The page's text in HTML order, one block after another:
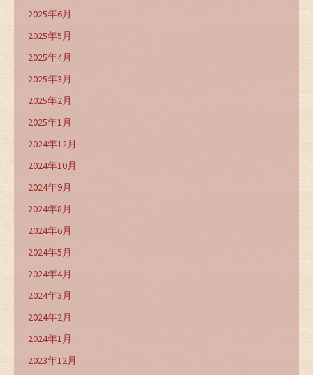
2025年6月
2025年5月
2025年4月
2025年3月
2025年2月
2025年1月
2024年12月
2024年10月
2024年9月
2024年8月
2024年6月
2024年5月
2024年4月
2024年3月
2024年2月
2024年1月
2023年12月